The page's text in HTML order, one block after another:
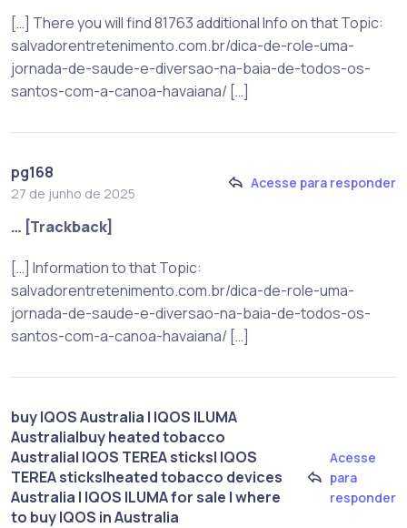
[…] There you will find 81763 additional Info on that Topic:
salvadorentretenimento.com.br/dica-de-role-uma-
jornada-de-saude-e-diversao-na-baia-de-todos-os-
santos-com-a-canoa-havaiana/ […]
pg168
27 de junho de 2025
Acesse para responder
… [Trackback]
[…] Information to that Topic:
salvadorentretenimento.com.br/dica-de-role-uma-
jornada-de-saude-e-diversao-na-baia-de-todos-os-
santos-com-a-canoa-havaiana/ […]
buy IQOS Australia | IQOS ILUMA
Australia|buy heated tobacco
Australia| IQOS TEREA sticks| IQOS
TEREA sticks|heated tobacco devices
Australia | IQOS ILUMA for sale | where
to buy IQOS in Australia
Acesse
para
responder